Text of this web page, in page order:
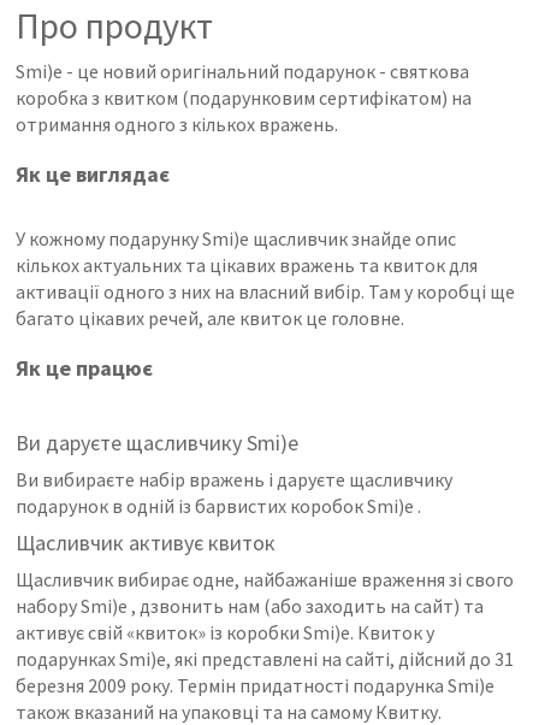
Про продукт
Smi)e - це новий оригінальний подарунок - святкова
коробка з квитком (подарунковим сертифікатом) на
отримання одного з кількох вражень.
Як це виглядає
У кожному подарунку Smi)e щасливчик знайде опис
кількох актуальних та цікавих вражень та квиток для
активації одного з них на власний вибір. Там у коробці ще
багато цікавих речей, але квиток це головне.
Як це працює
Ви даруєте щасливчику Smi)e
Ви вибираєте набір вражень і даруєте щасливчику
подарунок в одній із барвистих коробокSmi)e .
Щасливчик активує квиток
Щасливчик вибирає одне, найбажаніше враження зі свого
наборуSmi)e , дзвонить нам (або заходить на сайт) та
активує свій «квиток» із коробки Smi)e. Квиток у
подарунках Smi)e, які представлені на сайті, дійсний до 31
березня 2009 року. Термін придатності подарунка Smi)e
також вказаний на упаковці та на самому Квитку.